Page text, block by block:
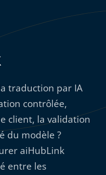
traduction par IA
contrôlée,
client, la validation
du modèle ?
aiHubLink
entre les